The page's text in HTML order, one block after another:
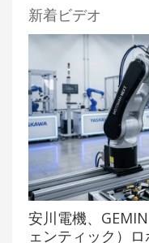
新着ビデオ
安川電機、
ェンティック）